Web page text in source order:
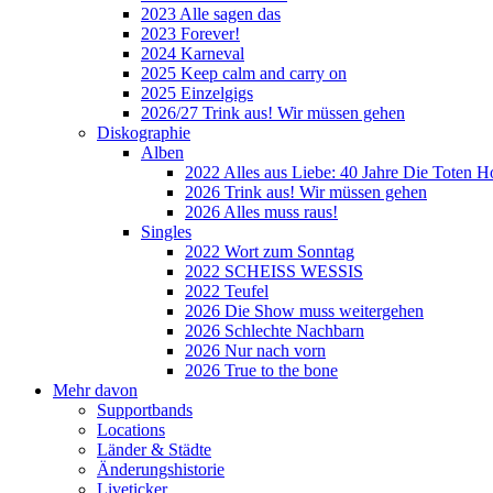
2023 Alle sagen das
2023 Forever!
2024 Karneval
2025 Keep calm and carry on
2025 Einzelgigs
2026/27 Trink aus! Wir müssen gehen
Diskographie
Alben
2022 Alles aus Liebe: 40 Jahre Die Toten
2026 Trink aus! Wir müssen gehen
2026 Alles muss raus!
Singles
2022 Wort zum Sonntag
2022 SCHEISS WESSIS
2022 Teufel
2026 Die Show muss weitergehen
2026 Schlechte Nachbarn
2026 Nur nach vorn
2026 True to the bone
Mehr davon
Supportbands
Locations
Länder & Städte
Änderungshistorie
Liveticker